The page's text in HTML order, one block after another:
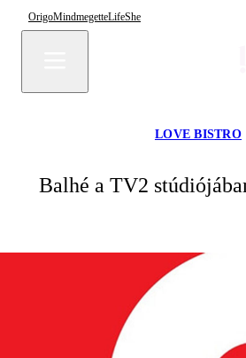
OrigoMindmegetteLifeShe
LOVE BISTRO
Balhé a TV2